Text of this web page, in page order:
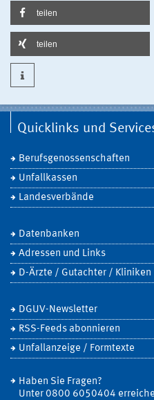
teilen
teilen
Quicklinks und
Berufsgenossenschaften
Unfallkassen
Landesverbände
Datenbanken
Adressen und Links
D-Ärzte / Gutachter / Kliniken
DGUV-Newsletter
RSS-Feeds abonnieren
Unfallanzeige / Formtexte
Haben Sie Fragen?
Unter 0800 6050404